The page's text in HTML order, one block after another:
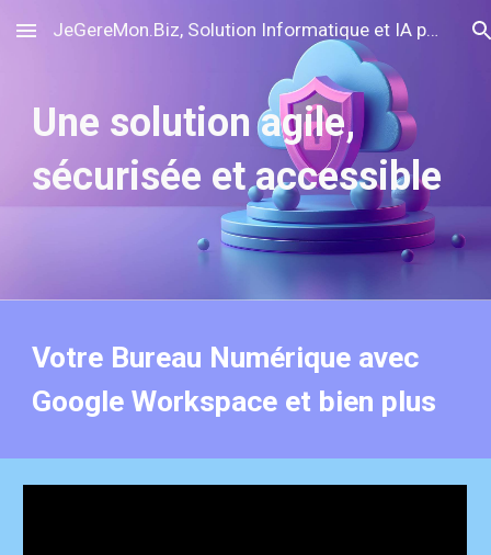
Skip to main content Skip to navigation
JeGereMon.Biz, Solution Informatique et IA pour l'Entreprise, TPE PME PMI sur Strasbourg, Bas-Rhin 67, Alsace et GrandEst - Rend l'informatique facile et réduit les coûts - Migration, Externalisation et Hébergement Cloud - Partenaire Revendeur Google Workspace avec Support Premium
Une solution agile,
sécurisée et accessible
Votre Bureau Numérique avec
Google Workspace et bien plus